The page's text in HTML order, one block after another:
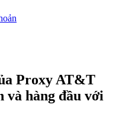
Proxy AT&T
và hàng đầu với